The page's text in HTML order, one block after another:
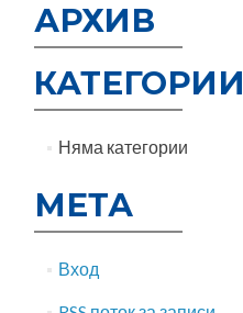
АРХИВ
КАТЕГОРИИ
Няма категории
МЕТА
Вход